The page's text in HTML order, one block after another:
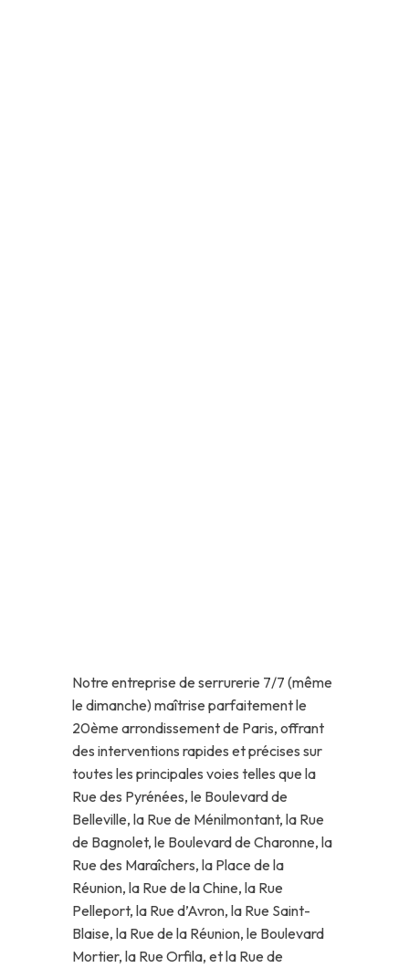
Notre entreprise de serrurerie 7/7 (même
le dimanche) maîtrise parfaitement le
20ème arrondissement de Paris, offrant
des interventions rapides et précises sur
toutes les principales voies telles que la
Rue des Pyrénées, le Boulevard de
Belleville, la Rue de Ménilmontant, la Rue
de Bagnolet, le Boulevard de Charonne, la
Rue des Maraîchers, la Place de la
Réunion, la Rue de la Chine, la Rue
Pelleport, la Rue d’Avron, la Rue Saint-
Blaise, la Rue de la Réunion, le Boulevard
Mortier, la Rue Orfila, et la Rue de